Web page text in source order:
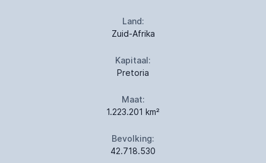
Land:
Zuid-Afrika
Kapitaal:
Pretoria
Maat:
1.223.201 km²
Bevolking:
42.718.530